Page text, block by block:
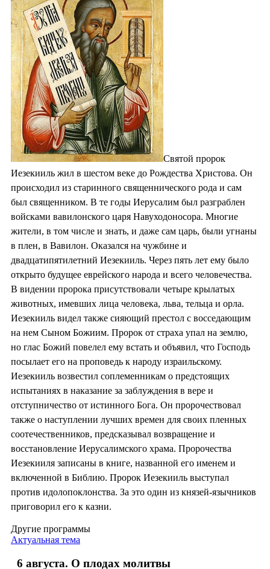
Святой пророк
Иезекииль жил в шестом веке до Рождества Христова. Он
происходил из старинного священнического рода и сам
был священником. В те годы Иерусалим был разграблен
войсками вавилонского царя Навуходоносора. Многие
жители, в том числе и знать, и даже сам царь, были угнаны
в плен, в Вавилон. Оказался на чужбине и
двадцатипятилетний Иезекииль. Через пять лет ему было
открыто будущее еврейского народа и всего человечества.
В видении пророка присутствовали четыре крылатых
животных, имевших лица человека, льва, тельца и орла.
Иезекииль видел также сияющий престол с восседающим
на нем Сыном Божиим. Пророк от страха упал на землю,
но глас Божий повелел ему встать и объявил, что Господь
посылает его на проповедь к народу израильскому.
Иезекииль возвестил соплеменникам о предстоящих
испытаниях в наказание за заблуждения в вере и
отступничество от истинного Бога. Он пророчествовал
также о наступлении лучших времен для своих пленных
соотечественников, предсказывал возвращение и
восстановление Иерусалимского храма. Пророчества
Иезекииля записаны в книге, названной его именем и
включенной в Библию. Пророк Иезекииль выступал
против идолопоклонства. За это один из князей-язычников
приговорил его к казни.
Другие программы
Актуальная тема
6 августа. О плодах молитвы